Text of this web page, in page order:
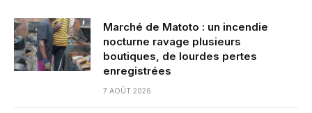
Marché de Matoto : un incendie
nocturne ravage plusieurs
boutiques, de lourdes pertes
enregistrées
7 AOÛT 2026